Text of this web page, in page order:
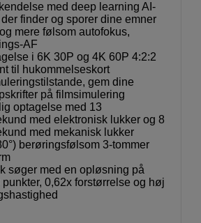
med deep learning AI-
finder og sporer dine emner
mere følsom autofokus,
AF
i 6K 30P og 4K 60P 4:2:2
til hukommelseskort
gem dine
på filmsimulering
optagelse med 13
med elektronisk lukker og 8
med mekanisk lukker
berøringsfølsom 3-tommer
søger med en opløsning på
punkter, 0,62x forstørrelse og høj